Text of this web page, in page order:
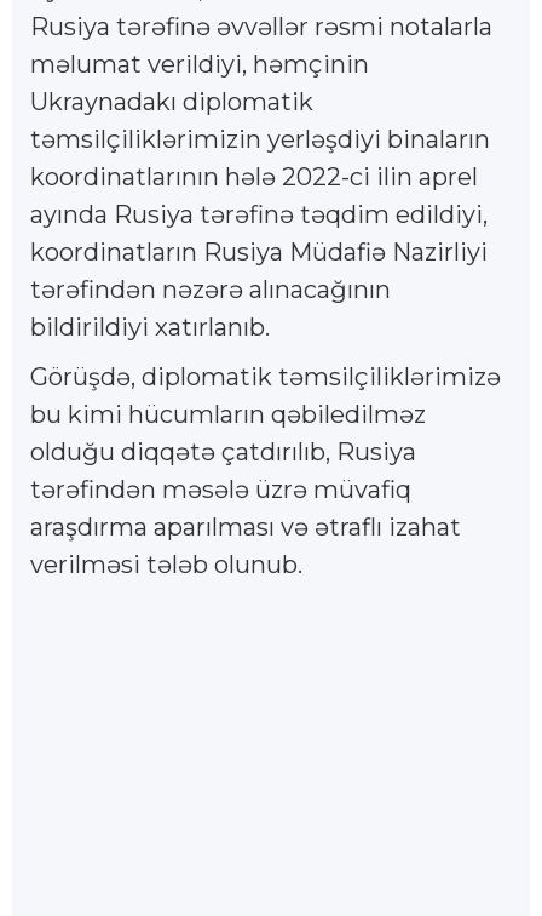
Rusiya tərəfinə əvvəllər rəsmi notalarla
məlumat verildiyi, həmçinin
Ukraynadakı diplomatik
təmsilçiliklərimizin yerləşdiyi binaların
koordinatlarının hələ 2022-ci ilin aprel
ayında Rusiya tərəfinə təqdim edildiyi,
koordinatların Rusiya Müdafiə Nazirliyi
tərəfindən nəzərə alınacağının
bildirildiyi xatırlanıb.
Görüşdə, diplomatik təmsilçiliklərimizə
bu kimi hücumların qəbiledilməz
olduğu diqqətə çatdırılıb, Rusiya
tərəfindən məsələ üzrə müvafiq
araşdırma aparılması və ətraflı izahat
verilməsi tələb olunub.